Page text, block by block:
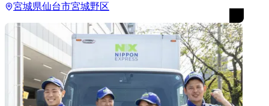
宮城県仙台市宮城野区